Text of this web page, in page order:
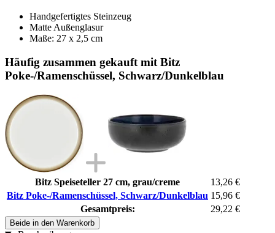
Handgefertigtes Steinzeug
Matte Außenglasur
Maße: 27 x 2,5 cm
Häufig zusammen gekauft mit Bitz
Poke-/Ramenschüssel, Schwarz/Dunkelblau
Bitz Speiseteller 27 cm, grau/creme
13,26 €
Bitz Poke-/Ramenschüssel, Schwarz/Dunkelblau 15,96 €
Gesamtpreis:
29,22 €
Beide in den Warenkorb